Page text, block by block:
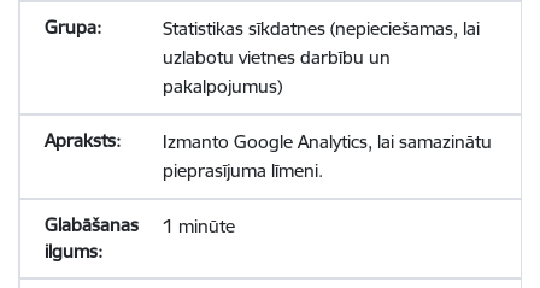
Statistikas sīkdatnes (nepieciešamas, lai
uzlabotu vietnes darbību un
pakalpojumus)
Izmanto Google Analytics, lai samazinātu
pieprasījuma līmeni.
1 minūte